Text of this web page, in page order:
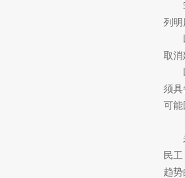
5
列明
以
取消
以
须具
可能
未
民
趋